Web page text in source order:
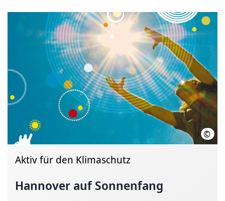
©
Aktiv für den Klimaschutz
Hannover auf Sonnenfang